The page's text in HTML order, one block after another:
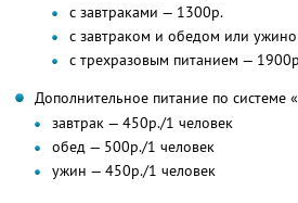
с завтраками — 1300р.
с завтраком и обедом или
с трехразовым питанием —
Дополнительное питание по системе
завтрак — 450р./1 человек
обед — 500р./1 человек
ужин — 450р./1 человек